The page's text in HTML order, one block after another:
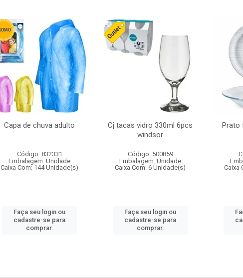
Capa de chuva adulto
Código: 832331
Embalagem: Unidade
Caixa Com: 144 Unidade(s)
Faça seu login ou
cadastre-se para
comprar.
Cj tacas vidro 330ml 6pcs
windsor
Código: 500859
Embalagem: Unidade
Caixa Com: 6 Unidade(s)
Faça seu login ou
cadastre-se para
comprar.
Prato
Caixa